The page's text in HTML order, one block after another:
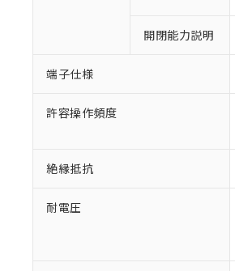
開閉能力説明
端子仕様
許容操作頻度
絶縁抵抗
耐電圧